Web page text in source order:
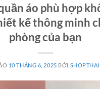
áo phù hợp
kế thông minh
phòng của bạn
10 THÁNG 6, 2025 BỞI